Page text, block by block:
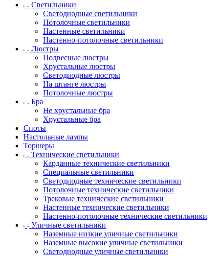
Светильники
Светодиодные светильники
Потолочные светильники
Настенные светильники
Настенно-потолочные светильники
Люстры
Подвесные люстры
Хрустальные люстры
Светодиодные люстры
На штанге люстры
Потолочные люстры
Бра
Не хрустальные бра
Хрустальные бра
Споты
Настольные лампы
Торшеры
Технические светильники
Карданные технические светильники
Специальные светильники
Светодиодные технические светильники
Потолочные технические светильники
Трековые технические светильники
Настенные технические светильники
Настенно-потолочные технические светильники
Уличные светильники
Наземные низкие уличные светильники
Наземные высокие уличные светильники
Светодиодные уличные светильники